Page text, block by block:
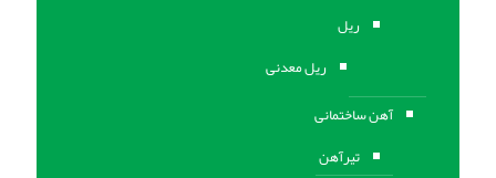
ریل
ریل معدنی
آهن ساختمانی
تیرآهن